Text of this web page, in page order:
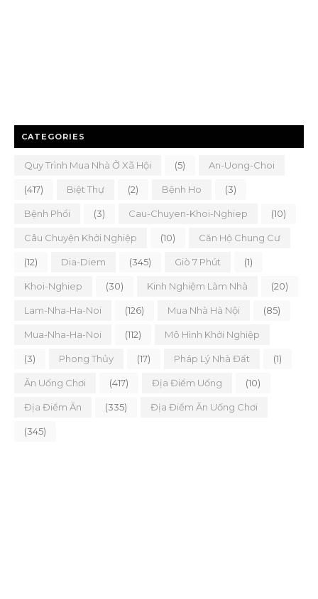
CATEGORIES
Quy Trình Mua Nhà Ở Xã Hội (5) An-Uong-Choi
(417) Biệt Thự (2) Bệnh Ho (3)
Bệnh Phổi (3) Cau-Chuyen-Khoi-Nghiep (10)
Câu Chuyện Khởi Nghiệp (10) Căn Hộ Chung Cư
(12) Dia-Diem (345) Giò 7 Phút (1)
Khoi-Nghiep (30) Kinh Nghiệm Làm Nhà (20)
Lam-Nha-Ha-Noi (126) Mua Nhà Hà Nội (85)
Mua-Nha-Ha-Noi (112) Mô Hình Khởi Nghiệp
(3) Phong Thủy (17) Pháp Lý Nhà Đất (1)
Ăn Uống Chơi (417) Địa Điểm Uống (10)
Địa Điểm Ăn (335) Địa Điểm Ăn Uống Chơi
(345)